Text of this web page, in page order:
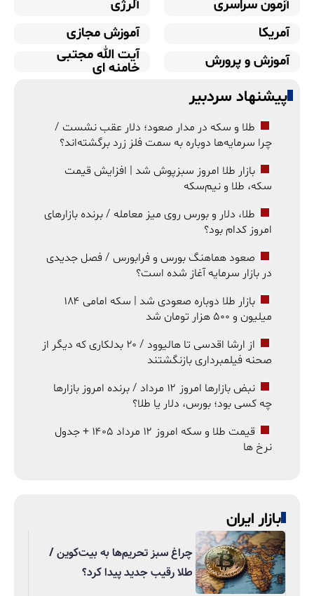
آزمون سراسری
آلرژی
آمریکا
آموزش مجازی
آموزش و پرورش
آیت الله مجتبی
خامنه ای
پیشنهاد سردبیر
طلا و سکه در مدار صعود؛ دلار عقب نشست /
چرا سرمایه‌ها دوباره به سمت فلز زرد برگشته‌اند؟
بازار طلا امروز سبزپوش شد | افزایش قیمت
سکه، طلا و نیم‌سکه
طلا، دلار و بورس روی میز معامله / برنده بازارهای
امروز کدام بود؟
صعود هماهنگ بورس و فرابورس / فصل جدیدی
در بازار سرمایه آغاز شده است؟
بازار طلا دوباره صعودی شد | سکه امامی ۱۸۴
میلیون و ۵۰۰ هزار تومان شد
از ارشا اقدسی تا هالیوود / ۲۰ بدلکاری که دیگر از
صحنه فیلمبرداری بازنگشتند
نبض بازارها امروز ۱۲ مرداد / برنده امروز بازارها
چه کسی بود؛ بورس، دلار یا طلا؟
قیمت طلا و سکه امروز ۱۲ مرداد ۱۴۰۵ + جدول
نرخ ها
بازار ایران
چراغ سبز تحریم‌ها به بیت‌کوین /
طلا رقیب جدید پیدا کرد؟